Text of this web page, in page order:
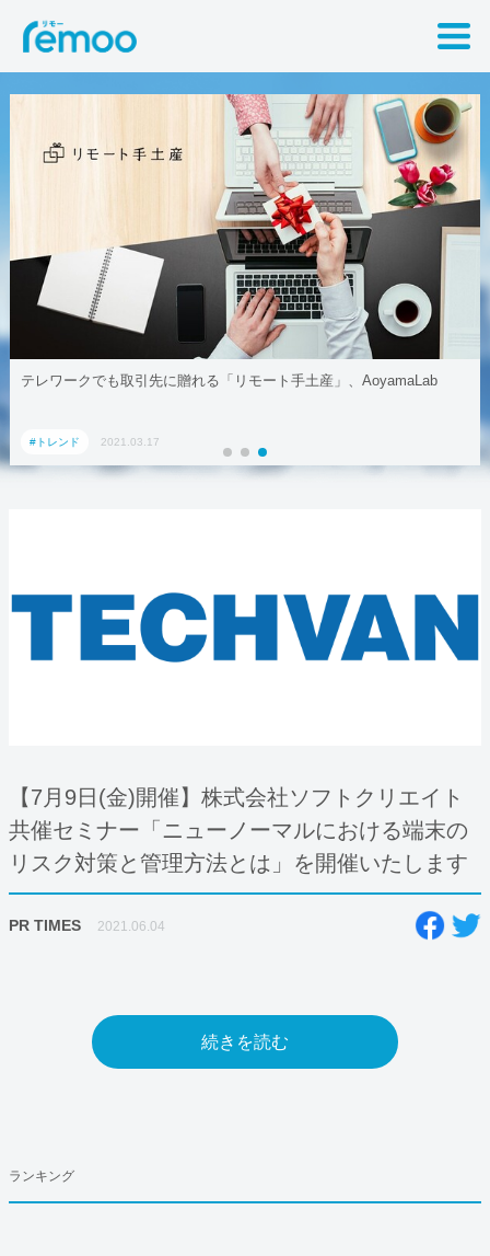
でも取引先に贈れる「リモート手土産」、AoyamaLab
2021.03.17
リモート
【7月9日(金)開催】株式会社ソフトクリエイト
共催セミナー「ニューノーマルにおける端末の
リスク対策と管理方法とは」を開催いたします
PR TIMES 2021.06.04
続きを読む
ランキング